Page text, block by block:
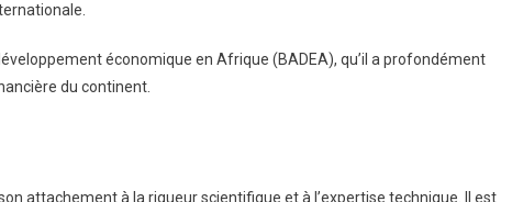
économique en Afrique (BADEA), qu’il a profondément
du continent.
attachement à la rigueur scientifique et à l’expertise technique. Il est